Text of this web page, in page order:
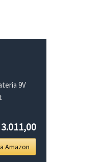
9V
Amazon